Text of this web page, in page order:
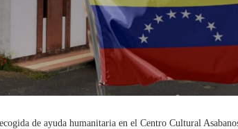
de ayuda humanitaria en el Centro Cultural